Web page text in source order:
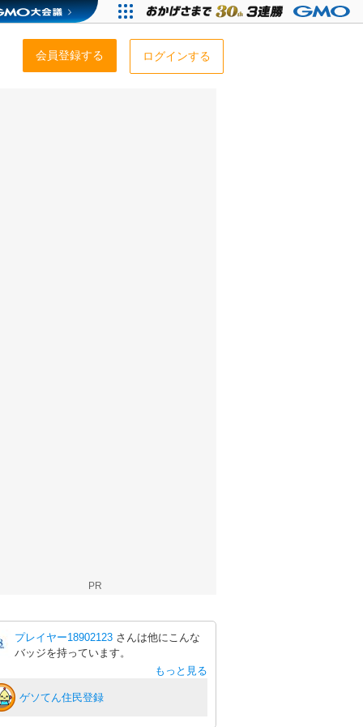
会員登録する ログインする
PR
プレイヤー18902123 さんは他にこんな
バッジを持っています。
もっと見る
ゲソてん住民登録